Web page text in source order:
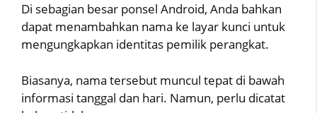
Di sebagian besar ponsel Android, Anda bahkan
dapat menambahkan nama ke layar kunci untuk
mengungkapkan identitas pemilik perangkat.
Biasanya, nama tersebut muncul tepat di bawah
informasi tanggal dan hari. Namun, perlu dicatat